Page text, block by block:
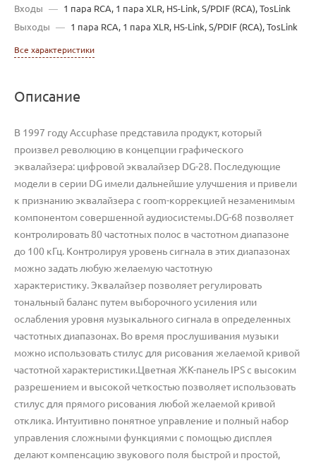
Входы
—
1 пара RCA, 1 пара XLR, HS-Link, S/PDIF (RCA), TosLink
Выходы
— 1 пара RCA, 1 пара XLR, HS-Link, S/PDIF (RCA), TosLink
Все характеристики
Описание
В 1997 году Accuphase представила продукт, который
произвел революцию в концепции графического
эквалайзера: цифровой эквалайзер DG-28. Последующие
модели в серии DG имели дальнейшие улучшения и привели
к признанию эквалайзера с room-коррекцией незаменимым
компонентом совершенной аудиосистемы.DG-68 позволяет
контролировать 80 частотных полос в частотном диапазоне
до 100 кГц. Контролируя уровень сигнала в этих диапазонах
можно задать любую желаемую частотную
характеристику. Эквалайзер позволяет регулировать
тональный баланс путем выборочного усиления или
ослабления уровня музыкального сигнала в определенных
частотных диапазонах. Во время прослушивания музыки
можно использовать стилус для рисования желаемой кривой
частотной характеристики.Цветная ЖК-панель IPS с высоким
разрешением и высокой четкостью позволяет использовать
стилус для прямого рисования любой желаемой кривой
отклика. Интуитивно понятное управление и полный набор
управления сложными функциями с помощью дисплея
делают компенсацию звукового поля быстрой и простой,